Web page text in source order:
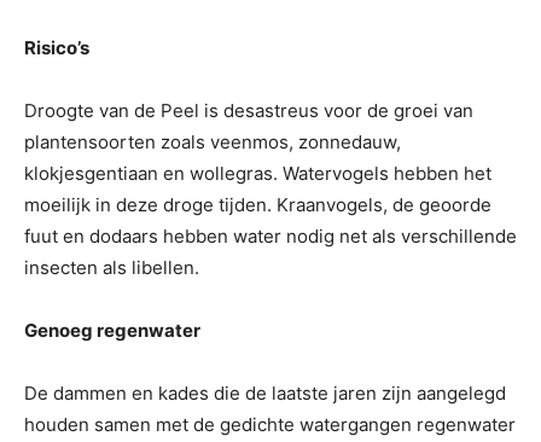
Risico’s
Droogte van de Peel is desastreus voor de groei van
plantensoorten zoals veenmos, zonnedauw,
klokjesgentiaan en wollegras. Watervogels hebben het
moeilijk in deze droge tijden. Kraanvogels, de geoorde
fuut en dodaars hebben water nodig net als verschillende
insecten als libellen.
Genoeg regenwater
De dammen en kades die de laatste jaren zijn aangelegd
houden samen met de gedichte watergangen regenwater